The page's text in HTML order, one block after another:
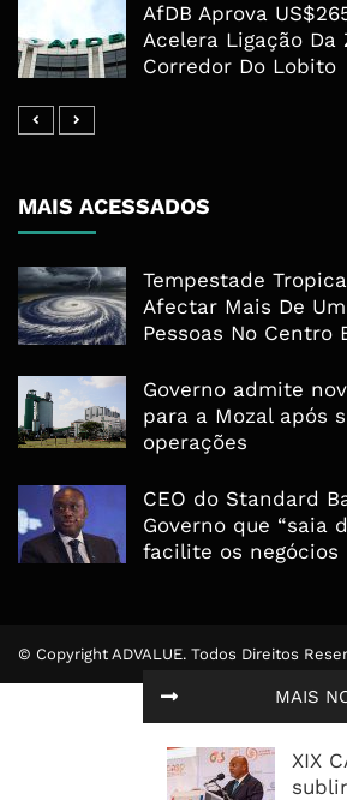
MAIS
XIX
AfDB Aprova
Acelera Ligação Da
Corredor Do Lobito
MAIS ACESSADOS
Tempestade
Afectar Mais De
Pessoas No Centro
Governo admite
para a Mozal após
operações
CEO do Standard
Governo que “saia
facilite os negócios
© Copyright ADVALUE. Todos Direitos